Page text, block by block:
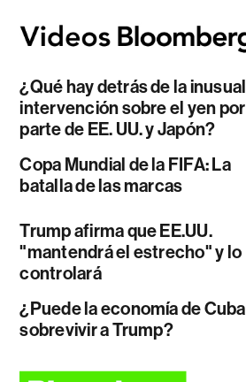
¿Qué hay detrás de la inusual
intervención sobre el yen por
parte de EE. UU. y Japón?
Copa Mundial de la FIFA: La
batalla de las marcas
Trump afirma que EE.UU.
"mantendrá el estrecho" y lo
controlará
¿Puede la economía de Cuba
sobrevivir a Trump?